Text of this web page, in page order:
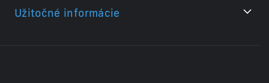
Užitočné informácie